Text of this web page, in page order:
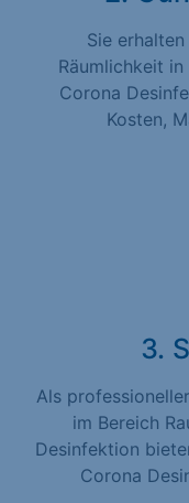
Sie
Räumlichkeit
Corona
Kosten,
3.
Als
im Bereich
Desinfektion
Corona